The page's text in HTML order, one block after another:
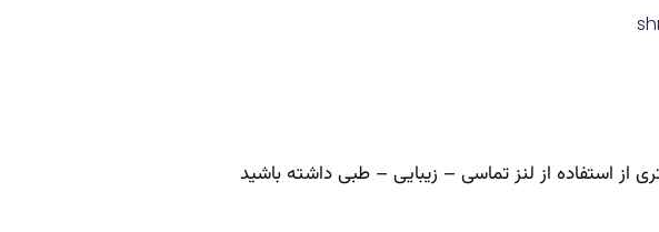
از استفاده از لنز تماسی – زیبایی – طبی داشته باشید